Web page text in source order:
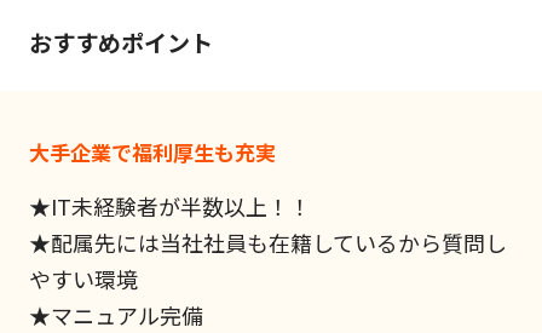
おすすめポイント
大手企業で福利厚生も充実
★IT未経験者が半数以上！！
★配属先には当社社員も在籍しているから質問し
やすい環境
★マニュアル完備